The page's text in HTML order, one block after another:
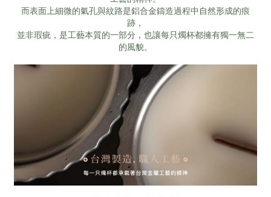
而表面上細微的氣孔與紋路是鋁合金鑄造過程中自然形成的痕
跡，
並非瑕疵，是工藝本質的一部分，也讓每只燭杯都擁有獨一無二
的風貌。